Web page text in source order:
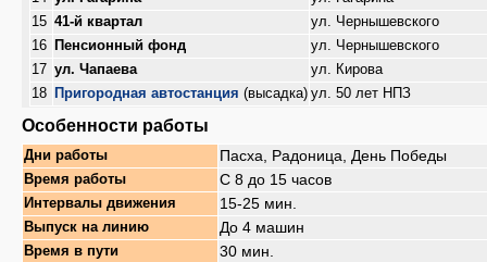
15 41-й квартал
ул. Чернышевского
16
Пенсионный фонд
ул. Чернышевского
17 ул. Чапаева
ул. Кирова
18
Пригородная автостанция (высадка) ул. 50 лет НПЗ
Особенности работы
Дни работы Пасха, Радоница, День Победы
Время работы С 8 до 15 часов
Интервалы движения 15-25 мин.
Выпуск на линию До 4 машин
Время в пути 30 мин.